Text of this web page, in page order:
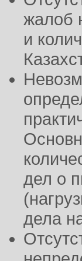
жалоб
и
дел о
дела